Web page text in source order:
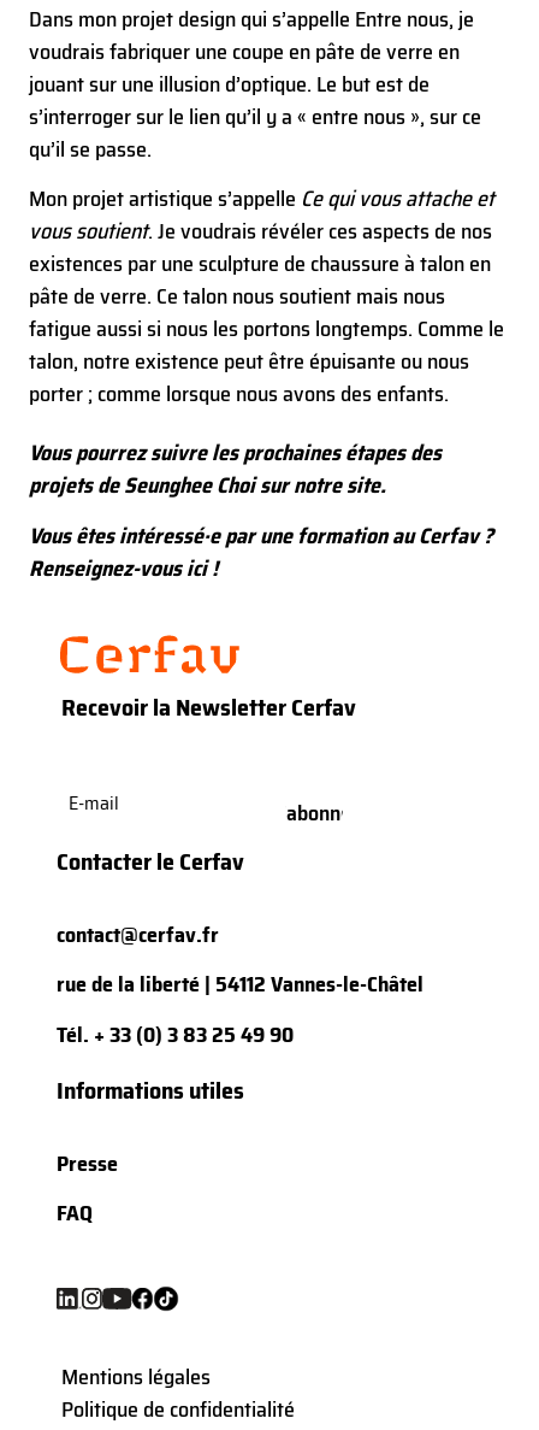
Dans mon projet design qui s’appelle Entre nous, je
voudrais fabriquer une coupe en pâte de verre en
jouant sur une illusion d’optique. Le but est de
s’interroger sur le lien qu’il y a « entre nous », sur ce
qu’il se passe.
Mon projet artistique s’appelle Ce qui vous attache et
vous soutient. Je voudrais révéler ces aspects de nos
existences par une sculpture de chaussure à talon en
pâte de verre. Ce talon nous soutient mais nous
fatigue aussi si nous les portons longtemps. Comme le
talon, notre existence peut être épuisante ou nous
porter ; comme lorsque nous avons des enfants.
Vous pourrez suivre les prochaines étapes des
projets deSeunghee Choisur notre site.
Vous êtes intéressé·e par une formation au Cerfav ?
Renseignez-vous ici !
Recevoir la Newsletter Cerfav
mail(Nécessaire)
Contacter le Cerfav
contact@cerfav.fr
rue de la liberté | 54112 Vannes-le-Châtel
Tél. + 33 (0) 3 83 25 49 90
Informations utiles
Presse
FAQ
Mentions légales
Politique de confidentialité